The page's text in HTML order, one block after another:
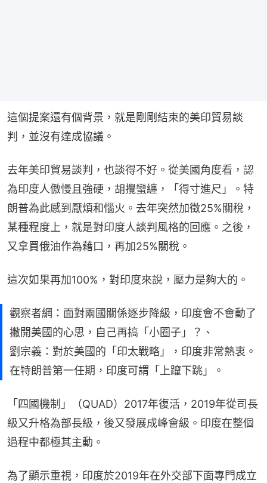
這個提案還有個背景，就是剛剛結束的美印貿易談
判，並沒有達成協議。
去年美印貿易談判，也談得不好。從美國角度看，認
為印度人傲慢且強硬，胡攪蠻纏，「得寸進尺」。特
朗普為此感到厭煩和惱火。去年突然加徵25%關稅，
某種程度上，就是對印度人談判風格的回應。之後，
又拿買俄油作為藉口，再加25%關稅。
這次如果再加100%，對印度來說，壓力是夠大的。
觀察者網：面對兩國關係逐步降級，印度會不會動了
撇開美國的心思，自己再搞「小圈子」？、
劉宗義：對於美國的「印太戰略」，印度非常熱衷。
在特朗普第一任期，印度可謂「上躥下跳」。
「四國機制」（QUAD）2017年復活，2019年從司長
級又升格為部長級，後又發展成峰會級。印度在整個
過程中都極其主動。
為了顯示重視，印度於2019年在外交部下面專門成立